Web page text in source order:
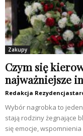
Zakupy
Czym się
najważniejsze
Redakcja
Wybór nagrobka to
stają rodziny żegnające
się emocje, wspomnienia